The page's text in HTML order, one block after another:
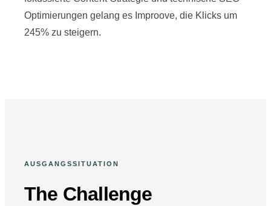
Optimierungen gelang es Improove, die Klicks um
245% zu steigern.
AUSGANGSSITUATION
The Challenge